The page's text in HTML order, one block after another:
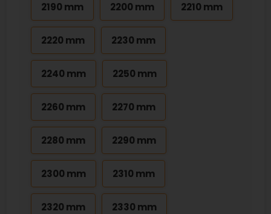
2190 mm 2200 mm 2210 mm
2220 mm 2230 mm
2240 mm 2250 mm
2260 mm 2270 mm
2280 mm 2290 mm
2300 mm 2310 mm
2320 mm 2330 mm